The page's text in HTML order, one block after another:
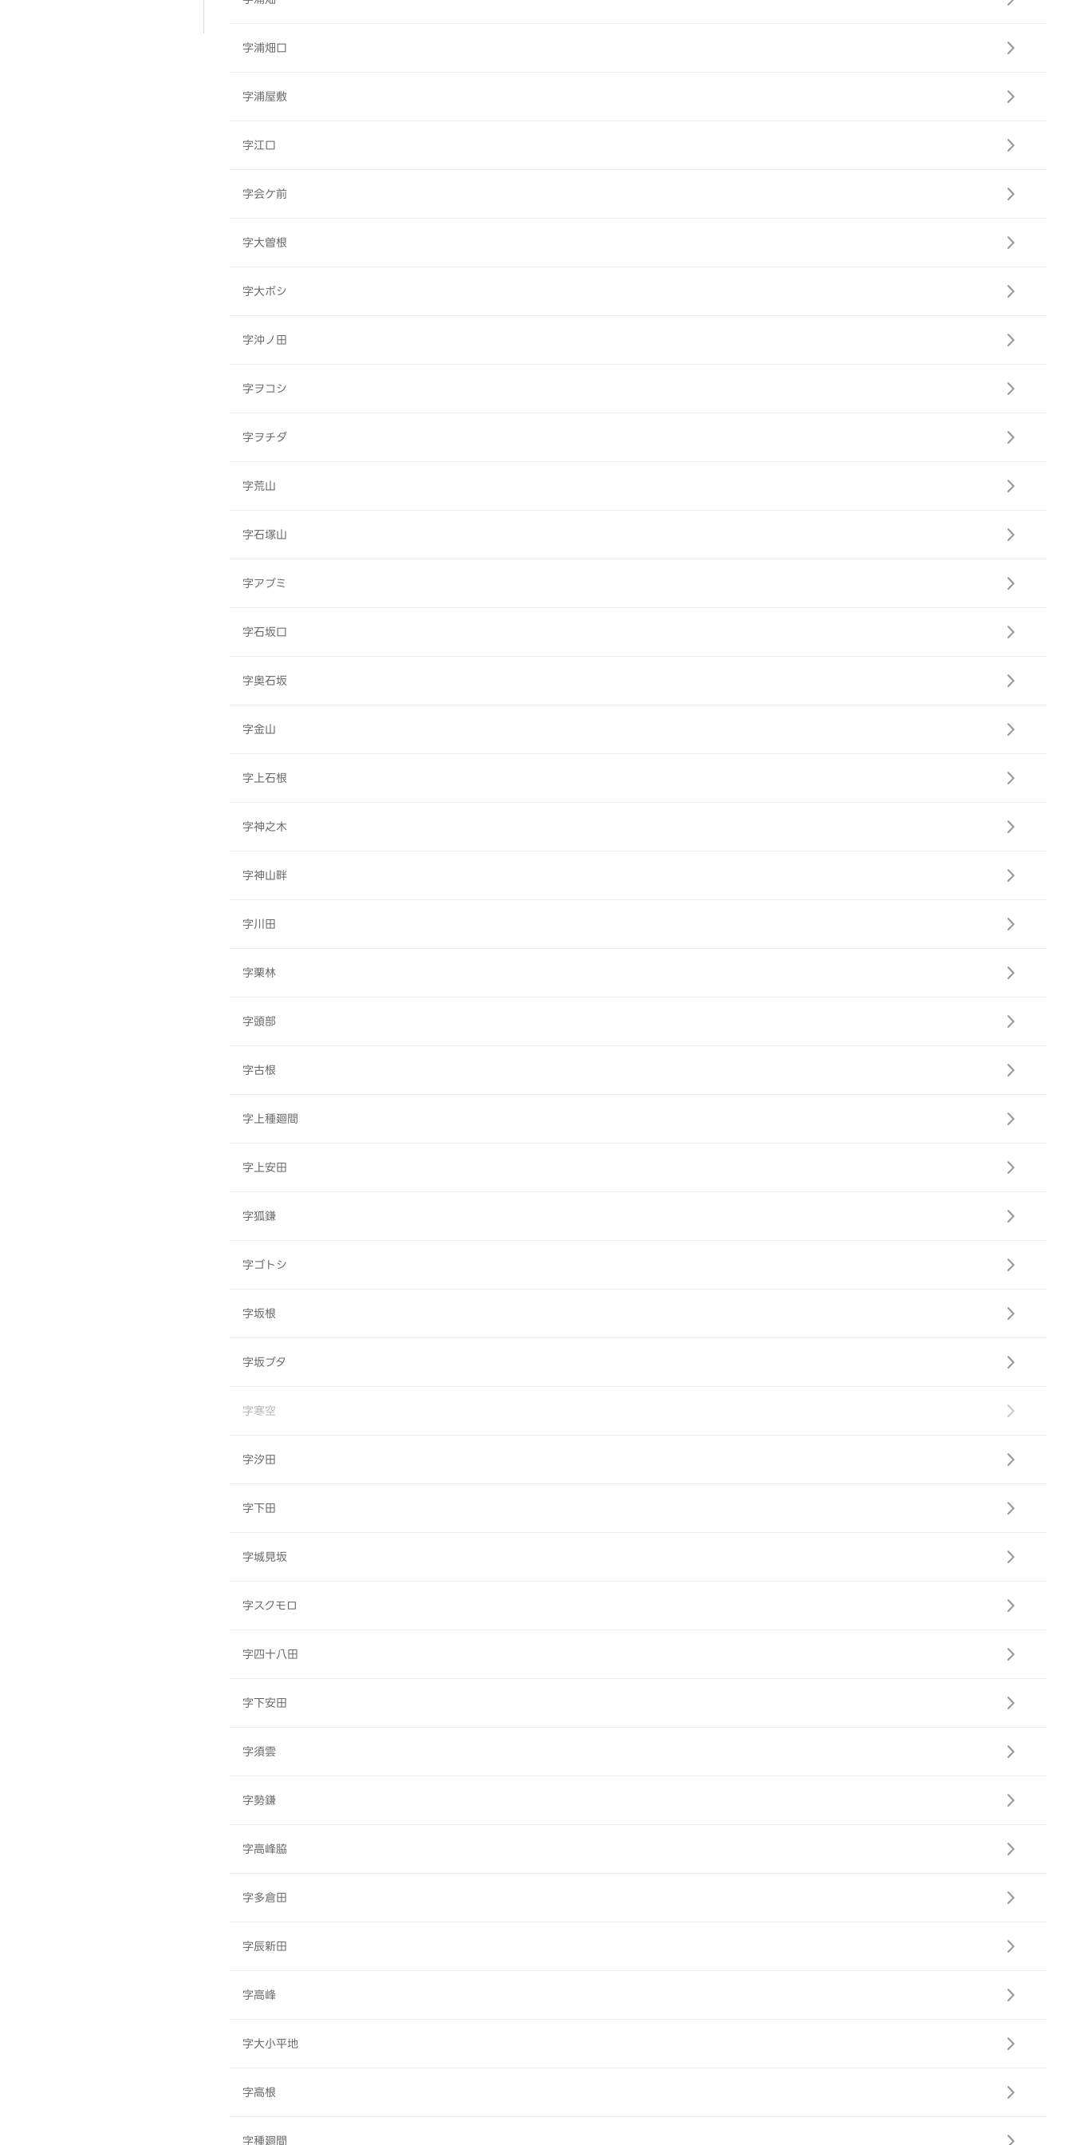
字浦畑口
字浦屋敷
字江口
字会ケ前
字大曽根
字大ボシ
字沖ノ田
字ヲコシ
字ヲチダ
字荒山
字石塚山
字アブミ
字石坂口
字奥石坂
字金山
字上石根
字神之木
字神山畔
字川田
字栗林
字頭部
字古根
字上種廻間
字上安田
字狐鎌
字ゴトシ
字坂根
字坂ブタ
字寒空
字汐田
字下田
字城見坂
字スクモロ
字四十八田
字下安田
字須雲
字勢鎌
字高峰脇
字多倉田
字辰新田
字高峰
字大小平地
字高根
字種廻間